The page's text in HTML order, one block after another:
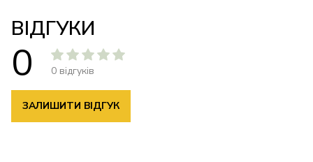
ВІДГУКИ
0 0 відгуків
ЗАЛИШИТИ ВІДГУК